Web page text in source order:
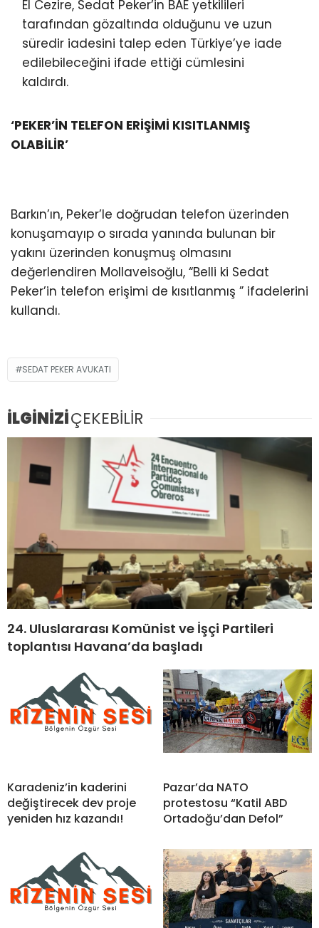
El Cezire, Sedat Peker’in BAE yetkilileri
tarafından gözaltında olduğunu ve uzun
süredir iadesini talep eden Türkiye’ye iade
edilebileceğini ifade ettiği cümlesini
kaldırdı.
‘PEKER’İN TELEFON ERİŞİMİ KISITLANMIŞ
OLABİLİR’
Barkın’ın, Peker’le doğrudan telefon üzerinden
konuşamayıp o sırada yanında bulunan bir
yakını üzerinden konuşmuş olmasını
değerlendiren Mollaveisoğlu, “Belli ki Sedat
Peker’in telefon erişimi de kısıtlanmış ” ifadelerini
kullandı.
SEDAT PEKER AVUKATI
İLGİNİZİÇEKEBİLİR
24. Uluslararası Komünist ve İşçi Partileri
toplantısı Havana’da başladı
Karadeniz’in kaderini
değiştirecek dev proje
yeniden hız kazandı!
Pazar’da NATO
protestosu “Katil ABD
Ortadoğu’dan Defol”